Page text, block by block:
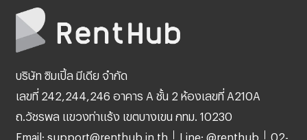
บริษัท ซิมเปิ้ล มีเดีย จำกัด
เลขที่ 242,244,246 อาคาร A ชั้น 2 ห้องเลขที่ A210A
ถ.วัชรพล แขวงท่าแร้ง เขตบางเขน กทม. 10230
Email: support@renthub.in.th Line: @renthub 02-